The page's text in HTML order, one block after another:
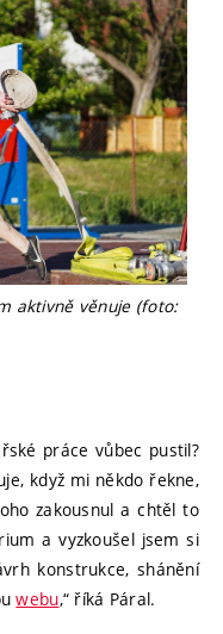
aktivně věnuje (foto:
práce vůbec pustil?
když mi někdo řekne,
zakousnul a chtěl to
a vyzkoušel jsem si
konstrukce, shánění
webu,“ říká Páral.